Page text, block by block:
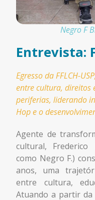
Negro F
Entrevista:
Egresso da FFLCH-
entre cultura, direitos
periferias, liderando
Hop e o
Agente de
cultural, Frederico
como Negro F.)
anos, uma
entre cultura,
Atuando a partir